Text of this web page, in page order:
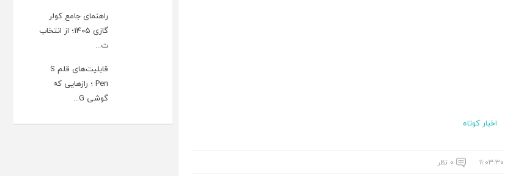
اخبار کوتاه
۰ نظر
راهنمای جامع کولر
گازی ۱۴۰۵؛ از انتخاب
ت...
قابلیت‌های قلم S
Pen ؛ رازهایی که
گوشی G...